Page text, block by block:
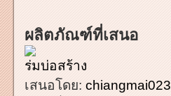
ผลิตภัณฑ์ที่เสนอ
ร่มบ่อสร้าง
เสนอโดย: chiangmai023